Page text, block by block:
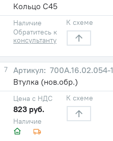
Кольцо С45
Наличие
Обратитесь к
консультанту
К схеме
7
700А.16.02.054-1
Втулка (нов.обр.)
Наличие
Цена с НДС
823 руб.
К схеме